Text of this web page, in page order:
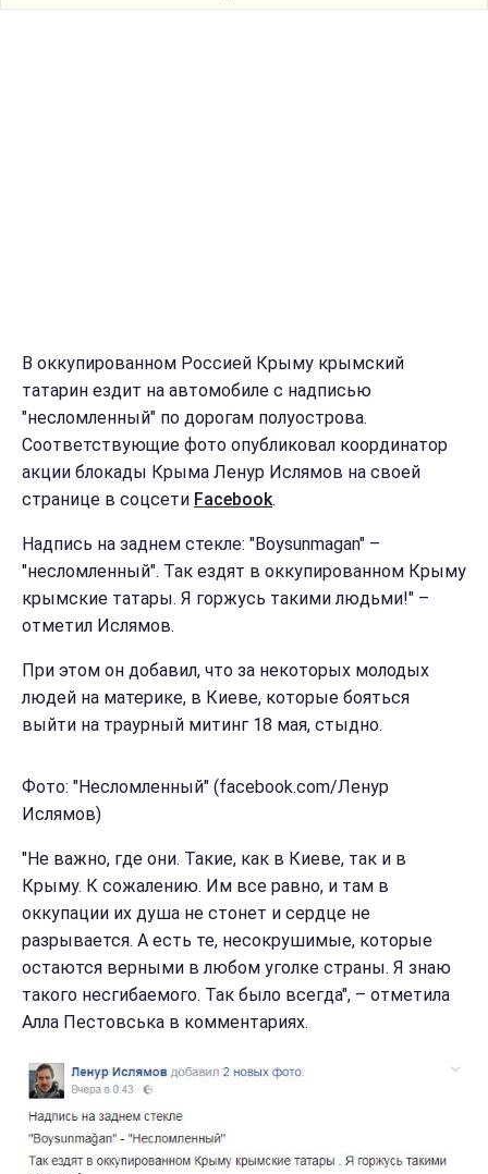
В оккупированном Россией Крыму крымский
татарин ездит на автомобиле с надписью
"несломленный" по дорогам полуострова.
Соответствующие фото опубликовал координатор
акции блокады Крыма Ленур Ислямов на своей
странице в соцсети Facebook.
Надпись на заднем стекле: "Boysunmagan" –
"несломленный". Так ездят в оккупированном Крыму
крымские татары. Я горжусь такими людьми!" –
отметил Ислямов.
При этом он добавил, что за некоторых молодых
людей на материке, в Киеве, которые бояться
выйти на траурный митинг 18 мая, стыдно.
Фото: "Несломленный" (facebook.com/Ленур
Ислямов)
"Не важно, где они. Такие, как в Киеве, так и в
Крыму. К сожалению. Им все равно, и там в
оккупации их душа не стонет и сердце не
разрывается. А есть те, несокрушимые, которые
остаются верными в любом уголке страны. Я знаю
такого несгибаемого. Так было всегда", – отметила
Алла Пестовська в комментариях.